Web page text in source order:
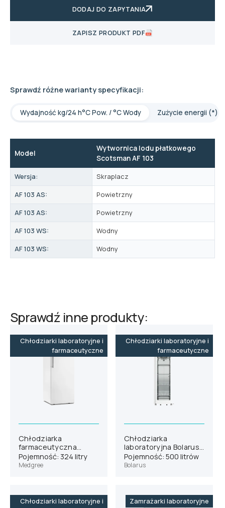
DODAJ DO ZAPYTANIA
ZAPISZ PRODUKT PDF
Sprawdź różne warianty specyfikacji:
Wydajność kg/24 h°C Pow. / °C Wody Zużycie energii (*)
Model
Wytwornica lodu płatkowego
Scotsman AF 103
Wersja:
Skraplacz
AF 103 AS:
Powietrzny
AF 103 AS:
Powietrzny
AF 103 WS:
Wodny
AF 103 WS:
Wodny
Sprawdź inne produkty:
Chłodziarki laboratoryjne i
farmaceutyczne
Chłodziarka
farmaceutyczna
Medgree MPRA 350 S
Pojemność: 324 litry
Medgree
Chłodziarki laboratoryjne i
farmaceutyczne
Chłodziarka
laboratoryjna Bolarus
SLC 500 GLASS
Pojemność: 500 litrów
Bolarus
Chłodziarki laboratoryjne i
Zamrażarki laboratoryjne